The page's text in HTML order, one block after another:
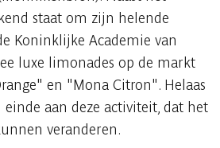
staat om zijn helende
Koninklijke Academie van
luxe limonades op de markt
en "Mona Citron". Helaas
aan deze activiteit, dat het
veranderen.